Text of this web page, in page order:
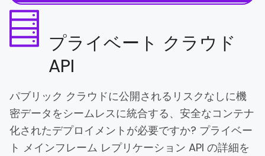
プライベート クラウド
API
パブリック クラウドに公開されるリスクなしに機
密データをシームレスに統合する、安全なコンテナ
化されたデプロイメントが必要ですか? プライベー
ト メインフレーム レプリケーション API の詳細を